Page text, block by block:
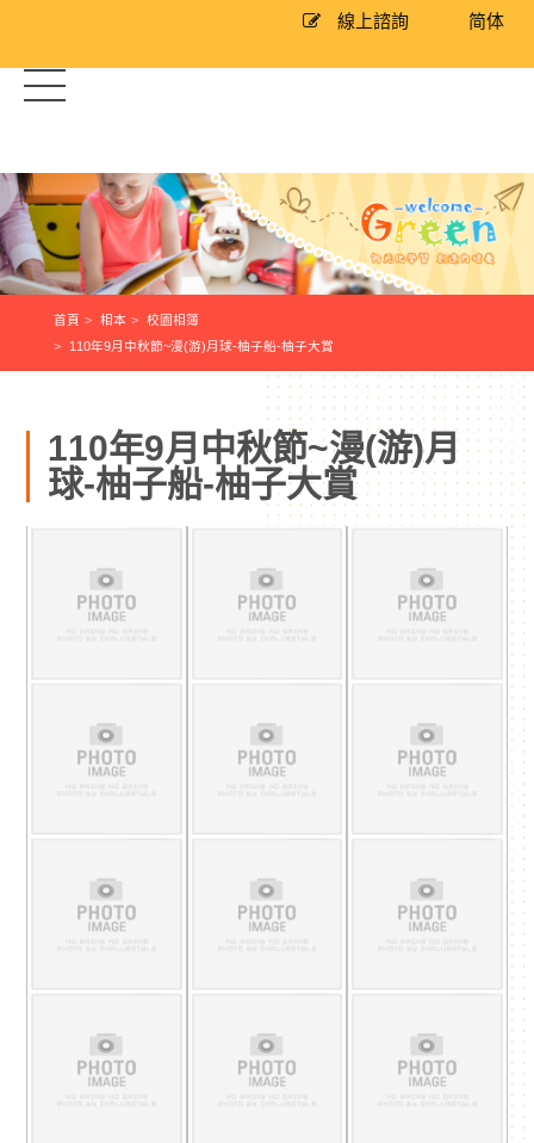
線上諮詢 简体
首頁 相本
校園相簿
110年9月中秋節~漫(游)月球-柚子船-柚子大賞
110年9月中秋節~漫(游)月
球-柚子船-柚子大賞